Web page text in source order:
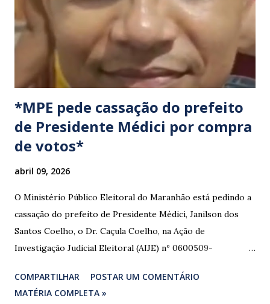
regiões na data devem estar atentos a possíveis
congestionamentos e atrasos.
*MPE pede cassação do prefeito
de Presidente Médici por compra
de votos*
abril 09, 2026
O Ministério Público Eleitoral do Maranhão está pedindo a
cassação do prefeito de Presidente Médici, Janilson dos
Santos Coelho, o Dr. Caçula Coelho, na Ação de
Investigação Judicial Eleitoral (AIJE) nº 0600509-
Santa Luzia do Paruá. A ação foi movida pela Coligação
“União e Reconstrução” (PP/PL/União), que denunciou a
COMPARTILHAR
POSTAR UM COMENTÁRIO
MATÉRIA COMPLETA »